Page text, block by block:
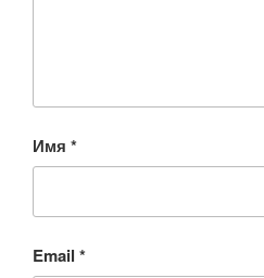
Имя *
Email *